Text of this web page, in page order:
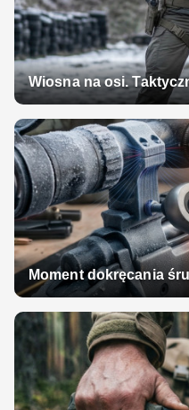
Wiosna na osi.
Moment dokręcania